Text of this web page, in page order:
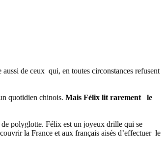
de ceux qui, en toutes circonstances refusent
quotidien chinois. Mais Félix lit rarement le
de polyglotte. Félix est un joyeux drille qui se
la France et aux français aisés d’effectuer le